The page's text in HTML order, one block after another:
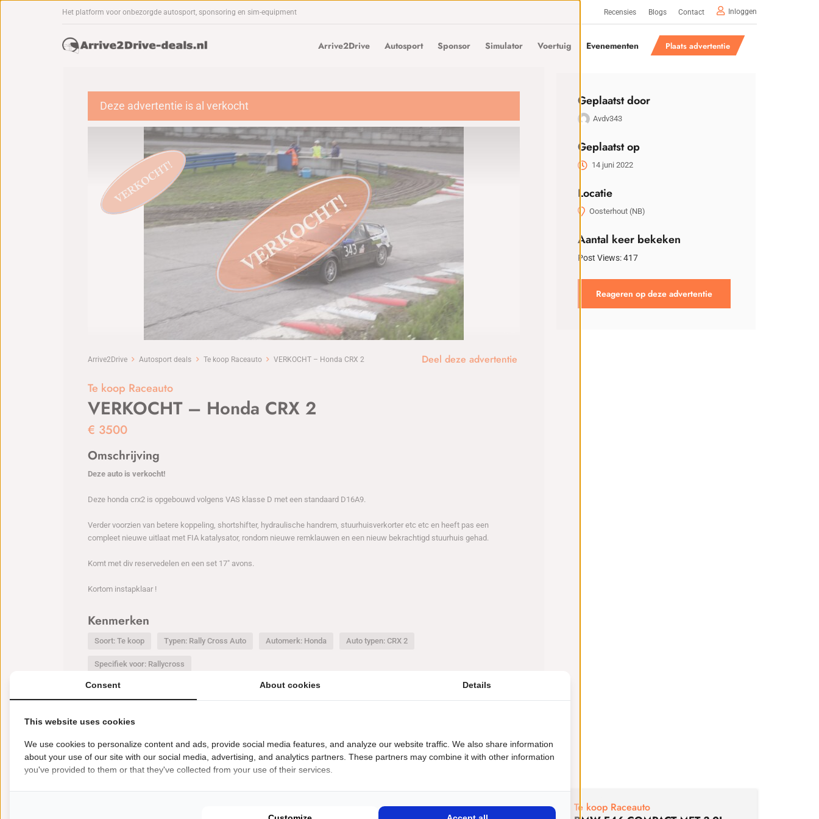
Het platform voor onbezorgde autosport, sponsoring en sim-equipment Recensies Blogs Contact Inloggen
Arrive2Drive Autosport Sponsor Simulator Voertuig Evenementen Plaats advertentie
Deze advertentie is al verkocht
Arrive2Drive Autosport deals Te koop Raceauto VERKOCHT – Honda CRX 2 Deel deze advertentie
Te koop Raceauto
VERKOCHT – Honda CRX 2
€ 3500
Omschrijving
Deze auto is verkocht!
Deze honda crx2 is opgebouwd volgens VAS klasse D met een standaard D16A9.
Verder voorzien van betere koppeling, shortshifter, hydraulische handrem, stuurhuisverkorter etc etc en heeft pas een
compleet nieuwe uitlaat met FIA katalysator, rondom nieuwe remklauwen en een nieuw bekrachtigd stuurhuis gehad.
Komt met div reservedelen en een set 17" avons.
Kortom instapklaar !
Kenmerken
Soort: Te koop Typen: Rally Cross Auto Automerk: Honda Auto typen: CRX 2
Specifiek voor: Rallycross
Geplaatst door
Avdv343
Geplaatst op
14 juni 2022
Locatie
Oosterhout (NB)
Aantal keer bekeken
Post Views:417
Reageren op deze advertentie
Nieuwste deals
BEKIJK MEER
Te koop Raceauto
Consent About cookies Details
This website uses cookies
We use cookies to personalize content and ads, provide social media features, and analyze our website traffic. We also share information
about your use of our site with our social media, advertising, and analytics partners. These partners may combine it with other information
you've provided to them or that they've collected from your use of their services.